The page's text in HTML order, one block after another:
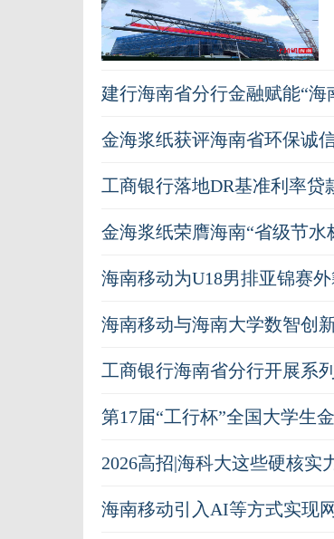
建行海南省分行金融赋能“海
金海浆纸获评海南省环保诚
工商银行落地DR基准利率贷
金海浆纸荣膺海南“省级节水
海南移动为U18男排亚锦赛
海南移动与海南大学数智创
工商银行海南省分行开展系
第17届“工行杯”全国大学生
2026高招|海科大这些硬核实
海南移动引入AI等方式实现